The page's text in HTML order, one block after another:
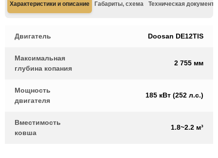
Характеристики и описание Габариты, схема Техническая
Двигатель Doosan DE12TIS
Максимальная
глубина копания
2 755 мм
Мощность
двигателя
185 кВт (252 л.с.)
Вместимость
ковша
1.8~2.2 м³